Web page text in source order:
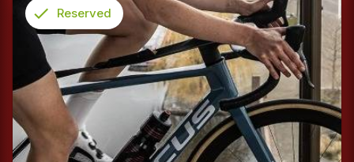
check
info
Reserved